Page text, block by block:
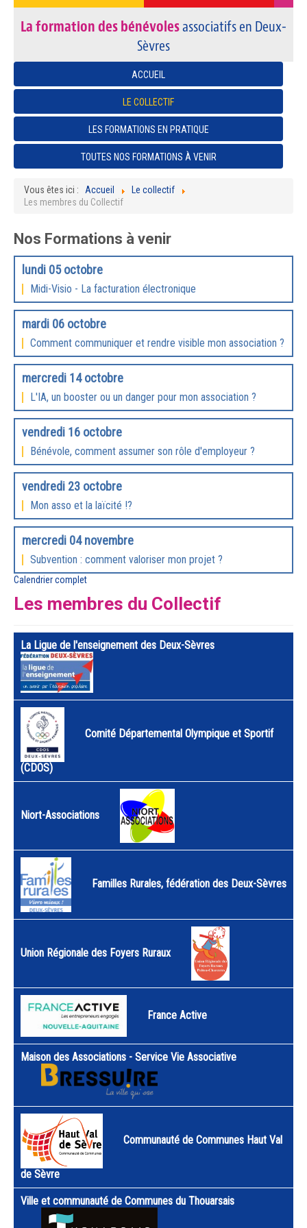
La formation des bénévolesassociatifs en Deux-
Sèvres
ACCUEIL
LE COLLECTIF
LES FORMATIONS EN PRATIQUE
TOUTES NOS FORMATIONS À VENIR
Vous êtes ici : Accueil
Le collectif
Les membres du Collectif
Nos Formations à venir
lundi 05 octobre
Midi-Visio - La facturation électronique
mardi 06 octobre
Comment communiquer et rendre visible mon association ?
mercredi 14 octobre
L'IA, un booster ou un danger pour mon association ?
vendredi 16 octobre
Bénévole, comment assumer son rôle d'employeur ?
vendredi 23 octobre
Mon asso et la laïcité !?
mercredi 04 novembre
Subvention : comment valoriser mon projet ?
Calendrier complet
Les membres du Collectif
La Ligue de l'enseignement des Deux-Sèvres
Comité Départemental Olympique et Sportif
(CDOS)
Niort-Associations
Familles Rurales, fédération des Deux-Sèvres
Union Régionale des Foyers Ruraux
France Active
Maison des Associations - Service Vie Associative
Communauté de Communes Haut Val
de Sèvre
Ville et communauté de Communes du Thouarsais